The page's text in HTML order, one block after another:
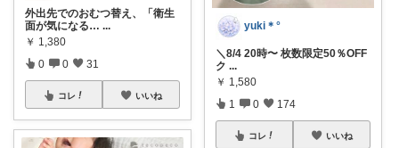
外出先でのおむつ替え、「衛生
面が気になる… ...
￥ 1,380
0 0 31
コレ いいね
yuki＊°
＼8/4 20時〜 枚数限定50％OFF
ク ...
￥ 1,580
1 0 174
コレ いいね